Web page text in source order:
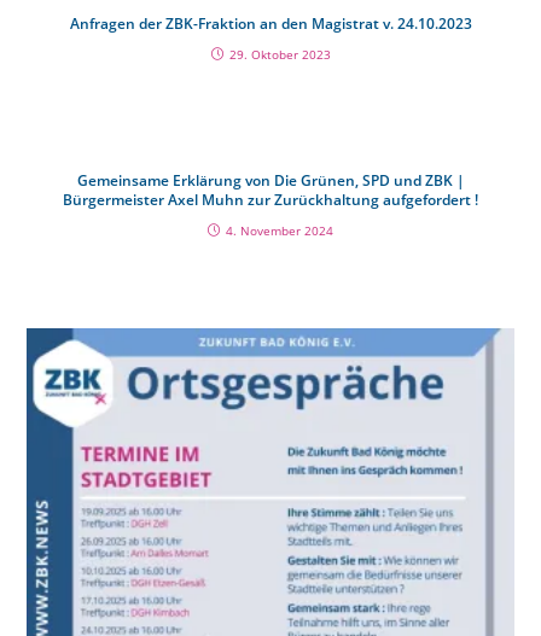
Anfragen der ZBK-Fraktion an den Magistrat v. 24.10.2023
29. Oktober 2023
Gemeinsame Erklärung von Die Grünen, SPD und ZBK |
Bürgermeister Axel Muhn zur Zurückhaltung aufgefordert !
4. November 2024